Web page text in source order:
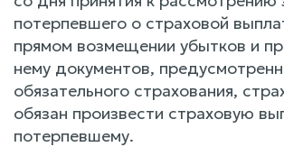
потерпевшего о страховой
прямом возмещении убытков и
нему документов,
обязательного страхования,
обязан произвести страховую
потерпевшему.